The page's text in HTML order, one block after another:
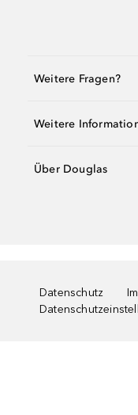
Weitere Fragen?
Weitere
Über Douglas
Datenschutz